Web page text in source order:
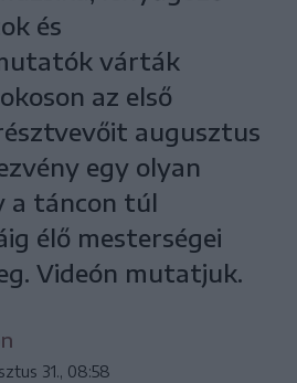
és
várták
az első
augusztus
egy olyan
a táncon túl
élő mesterségei
Videón mutatjuk.
31., 08:58